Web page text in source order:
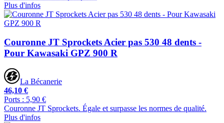
Plus d'infos
Couronne JT Sprockets Acier pas 530 48 dents -
Pour Kawasaki GPZ 900 R
La Bécanerie
46,10 €
Ports : 5,90 €
Couronne JT Sprockets. Égale et surpasse les normes de qualité.
Plus d'infos